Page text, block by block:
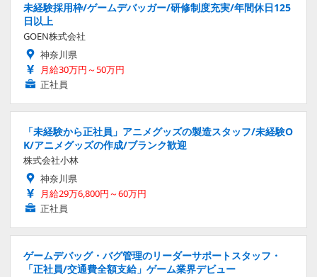
未経験採用枠/ゲームデバッガー/研修制度充実/年間休日125
日以上
GOEN株式会社
神奈川県
月給30万円～50万円
正社員
「未経験から正社員」アニメグッズの製造スタッフ/未経験O
K/アニメグッズの作成/ブランク歓迎
株式会社小林
神奈川県
月給29万6,800円～60万円
正社員
ゲームデバッグ・バグ管理のリーダーサポートスタッフ・
「正社員/交通費全額支給」ゲーム業界デビュー